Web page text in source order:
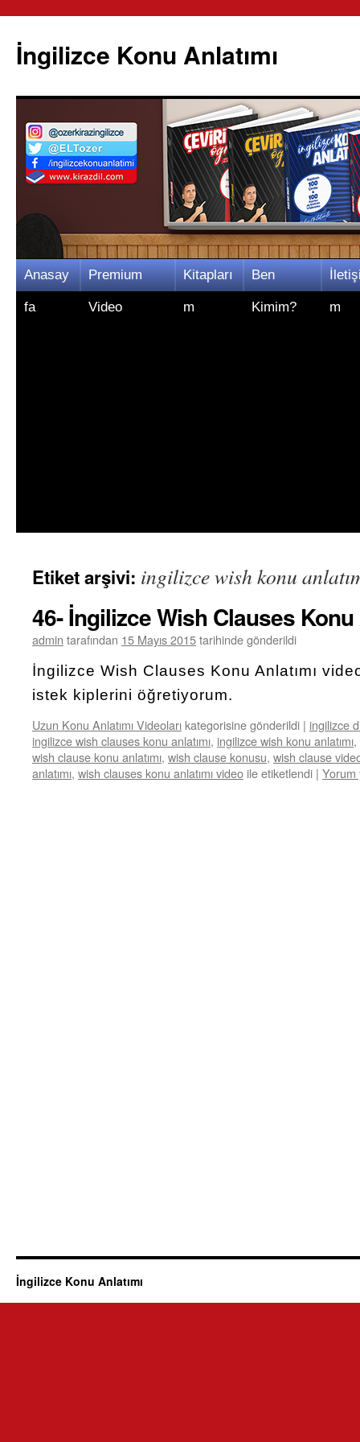
İngilizce Konu Anlatımı
İçeriğe
atla
Anasay
fa
Premium
Video
Kitapları
m
Ben
Kimim? m
Etiket arşivi: ingilizce wish konu
46- İngilizce Wish Clauses Konu
admin tarafından 15 Mayıs 2015tarihinde gönderildi
İngilizce Wish Clauses Konu Anlatımı
istek kiplerini öğretiyorum.
Uzun Konu Anlatımı Videoları kategorisine gönderildi | ingilizce
ingilizce wish clauses konu anlatımı, ingilizce wish konu anlatımı,
wish clause konu anlatımı, wish clause konusu, wish clause
anlatımı, wish clauses konu anlatımı video ile etiketlendi | Yorum
İngilizce Konu Anlatımı